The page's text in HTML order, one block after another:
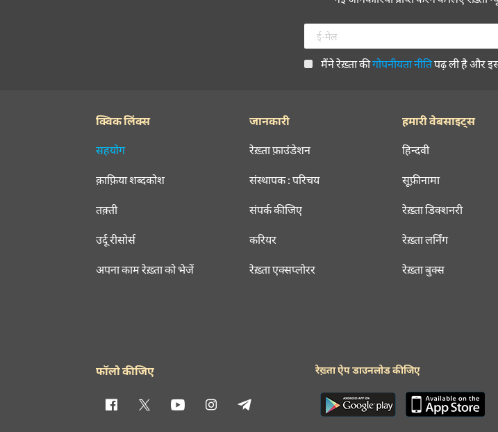
मैंने रेख़्ता कीगोपनीयता नीतिपढ़ ली है और
क्विक लिंक्स
सहयोग
क़ाफ़िया शब्दकोश
तक़्ती
उर्दू रीसोर्स
अपना काम रेख़्ता को भेजें
जानकारी
रेख़्ता फ़ाउंडेशन
संस्थापक : परिचय
संपर्क कीजिए
करियर
रेख़्ता एक्सप्लोरर
हमारी वेबसाइट्स
हिन्दवी
सूफ़ीनामा
रेख़्ता डिक्शनरी
रेख़्ता लर्निंग
रेख़्ता बुक्स
फॉलो कीजिए रेख़्ता ऐप डाउनलोड कीजिए